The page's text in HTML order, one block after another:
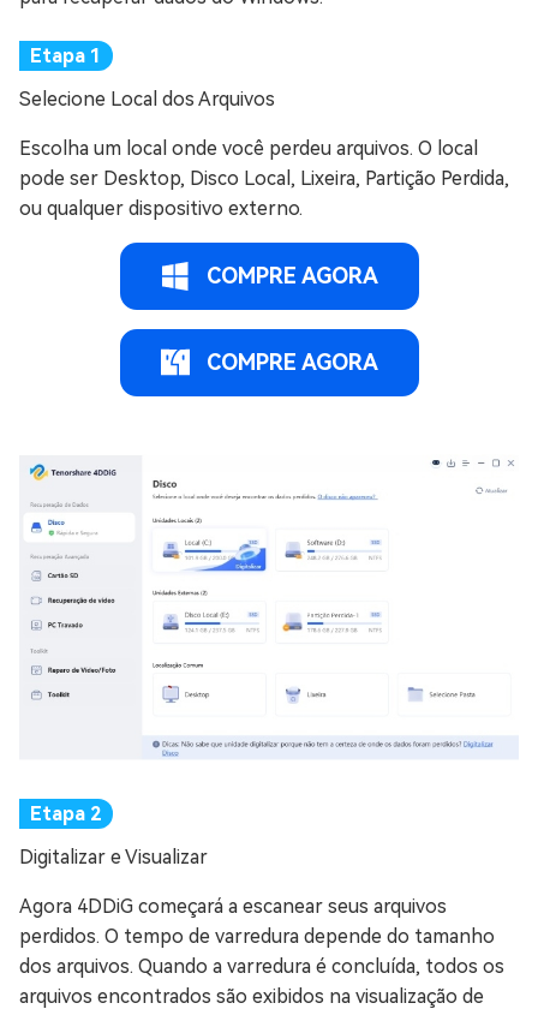
Selecione Local dos Arquivos
Escolha um local onde você perdeu arquivos. O local
pode ser Desktop, Disco Local, Lixeira, Partição Perdida,
ou qualquer dispositivo externo.
COMPRE AGORA
COMPRE AGORA
Digitalizar e Visualizar
Agora 4DDiG começará a escanear seus arquivos
perdidos. O tempo de varredura depende do tamanho
dos arquivos. Quando a varredura é concluída, todos os
arquivos encontrados são exibidos na visualização de